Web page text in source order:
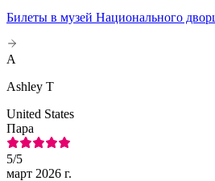
Билеты в музей Национального
A
Ashley T
United States
Пара
5/5
март 2026 г.